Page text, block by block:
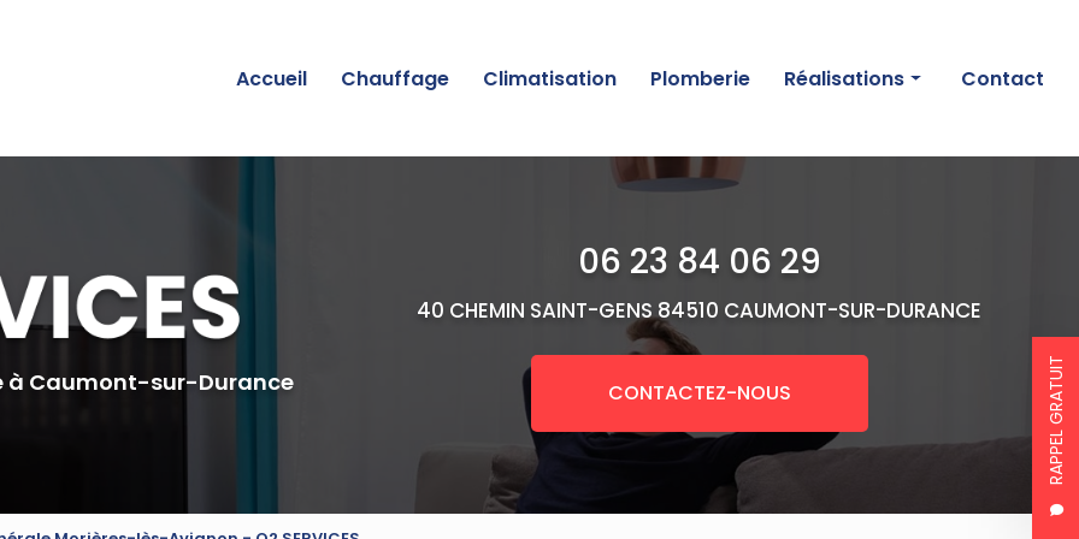
RAPPEL GRATUIT
Accueil Chauffage Climatisation Plomberie Réalisations
Plomberie
Contact
à Caumont-sur-Durance
06 23 84 06 29
40 CHEMIN SAINT-GENS84510 CAUMONT-SUR-DURANCE
CONTACTEZ-NOUS